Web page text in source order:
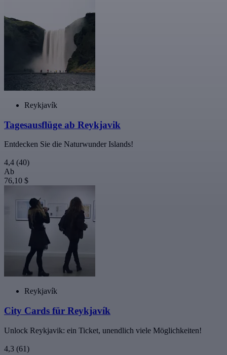
Reykjavík
Tagesausflüge ab Reykjavik
Entdecken Sie die Naturwunder Islands!
4,4 (40)
Ab
76,10 $
Reykjavík
City Cards für Reykjavík
Unlock Reykjavik: ein Ticket, unendlich viele Möglichkeiten!
4,3 (61)